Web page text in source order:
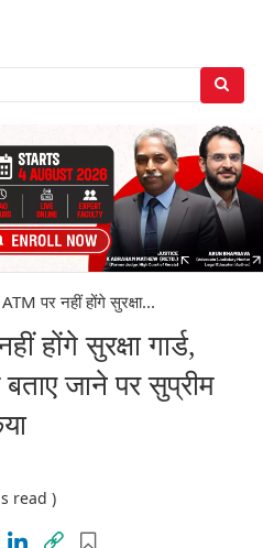
पर नहीं होंगे सुरक्षा...
होंगे सुरक्षा गार्ड,
जाने पर सुप्रीम
read )